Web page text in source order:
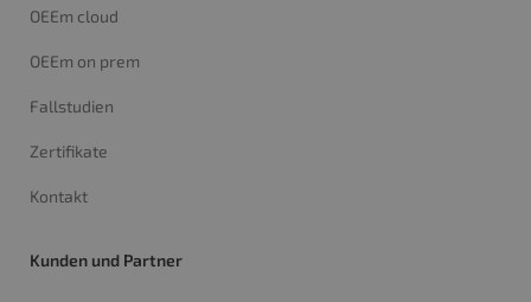
OEEm cloud
OEEm on prem
Fallstudien
Zertifikate
Kontakt
Kunden und Partner